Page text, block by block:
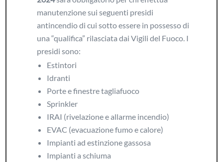
manutenzione sui seguenti presidi
antincendio di cui sotto essere in possesso di
una “qualifica” rilasciata dai Vigili del Fuoco. I
presidi sono:
Estintori
Idranti
Porte e finestre tagliafuoco
Sprinkler
IRAI (rivelazione e allarme incendio)
EVAC (evacuazione fumo e calore)
Impianti ad estinzione gassosa
Impianti a schiuma